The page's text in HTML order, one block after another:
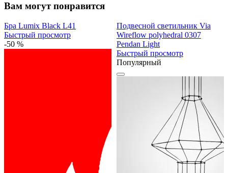
Вам могут понравится
Бра Lumix Black L41
Быстрый просмотр
-50 %
Подвесной светильник Via
Wireflow polyhedral 0307
Pendan Light
Быстрый просмотр
Популярный